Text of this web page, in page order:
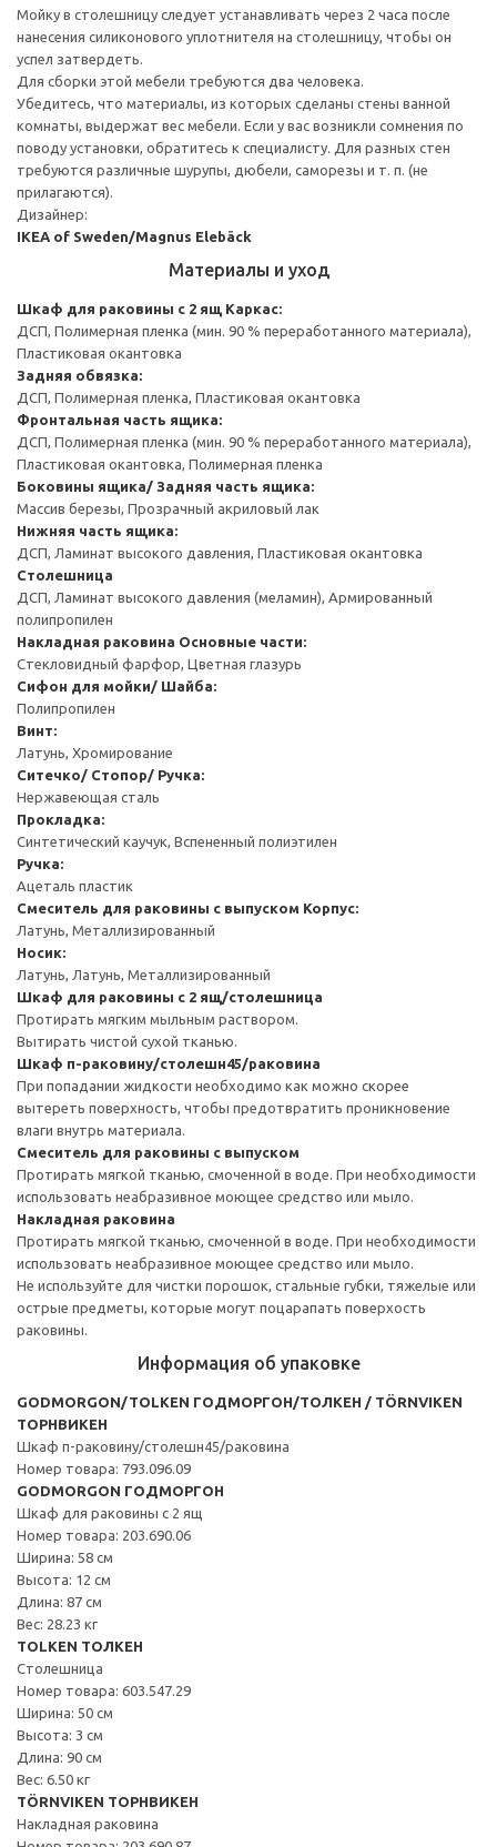
Мойку в столешницу следует устанавливать через 2 часа после
нанесения силиконового уплотнителя на столешницу, чтобы он
успел затвердеть.
Для сборки этой мебели требуются два человека.
Убедитесь, что материалы, из которых сделаны стены ванной
комнаты, выдержат вес мебели. Если у вас возникли сомнения по
поводу установки, обратитесь к специалисту. Для разных стен
требуются различные шурупы, дюбели, саморезы и т. п. (не
прилагаются).
Дизайнер:
IKEA of Sweden/Magnus Elebäck
Материалы и уход
Шкаф для раковины с 2 ящ Каркас:
ДСП, Полимерная пленка (мин. 90 % переработанного материала),
Пластиковая окантовка
Задняя обвязка:
ДСП, Полимерная пленка, Пластиковая окантовка
Фронтальная часть ящика:
ДСП, Полимерная пленка (мин. 90 % переработанного материала),
Пластиковая окантовка, Полимерная пленка
Боковины ящика/ Задняя часть ящика:
Массив березы, Прозрачный акриловый лак
Нижняя часть ящика:
ДСП, Ламинат высокого давления, Пластиковая окантовка
Столешница
ДСП, Ламинат высокого давления (меламин), Армированный
полипропилен
Накладная раковина Основные части:
Стекловидный фарфор, Цветная глазурь
Cифон для мойки/ Шайба:
Полипропилен
Винт:
Латунь, Хромирование
Ситечко/ Стопор/ Ручка:
Нержавеющая сталь
Прокладка:
Синтетический каучук, Вспененный полиэтилен
Ручка:
Ацеталь пластик
Смеситель для раковины с выпуском Корпус:
Латунь, Металлизированный
Носик:
Латунь, Латунь, Металлизированный
Шкаф для раковины с 2 ящ/столешница
Протирать мягким мыльным раствором.
Вытирать чистой сухой тканью.
Шкаф п-раковину/столешн45/раковина
При попадании жидкости необходимо как можно скорее
вытереть поверхность, чтобы предотвратить проникновение
влаги внутрь материала.
Смеситель для раковины с выпуском
Протирать мягкой тканью, смоченной в воде. При необходимости
использовать неабразивное моющее средство или мыло.
Накладная раковина
Протирать мягкой тканью, смоченной в воде. При необходимости
использовать неабразивное моющее средство или мыло.
Не используйте для чистки порошок, стальные губки, тяжелые или
острые предметы, которые могут поцарапать поверхость
раковины.
Информация об упаковке
GODMORGON/TOLKEN ГОДМОРГОН/ТОЛКЕН / TÖRNVIKEN
ТОРНВИКЕН
Шкаф п-раковину/столешн45/раковина
Номер товара: 793.096.09
GODMORGON ГОДМОРГОН
Шкаф для раковины с 2 ящ
Номер товара: 203.690.06
Ширина: 58 см
Высота: 12 см
Длина: 87 см
Вес: 28.23 кг
TOLKEN ТОЛКЕН
Столешница
Номер товара: 603.547.29
Ширина: 50 см
Высота: 3 см
Длина: 90 см
Вес: 6.50 кг
TÖRNVIKEN ТОРНВИКЕН
Накладная раковина